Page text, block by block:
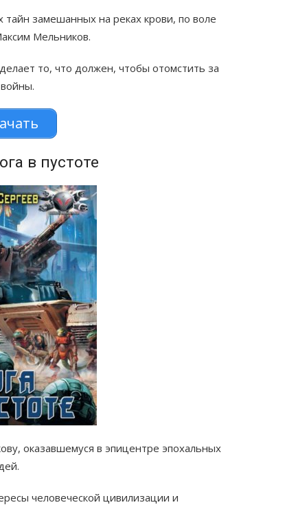
замешанных на реках крови, по воле
Мельников.
то, что должен, чтобы отомстить за
в пустоте
оказавшемуся в эпицентре эпохальных
человеческой цивилизации и